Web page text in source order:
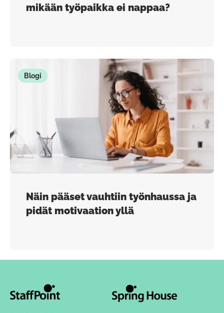
mikään työpaikka ei nappaa?
Blogi
Näin pääset vauhtiin työnhaussa ja
pidät motivaation yllä